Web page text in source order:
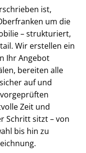
ist,
um die
– strukturiert,
Wir erstellen ein
Ihr Angebot
bereiten alle
auf und
Zeit und
Schritt sitzt – von
bis hin zu